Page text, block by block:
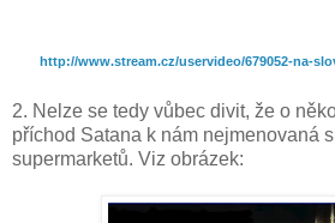
http://www.stream.cz/uservideo/679052-na-
2. Nelze se tedy vůbec divit, že o
příchod Satana k nám nejmenovaná
supermarketů. Viz obrázek: